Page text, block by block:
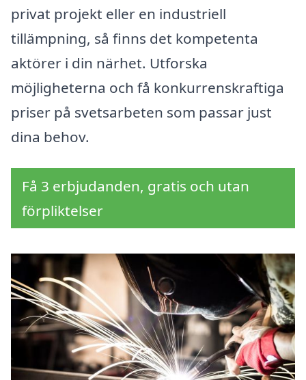
privat projekt eller en industriell
tillämpning, så finns det kompetenta
aktörer i din närhet. Utforska
möjligheterna och få konkurrenskraftiga
priser på svetsarbeten som passar just
dina behov.
Få 3 erbjudanden, gratis och utan
förpliktelser